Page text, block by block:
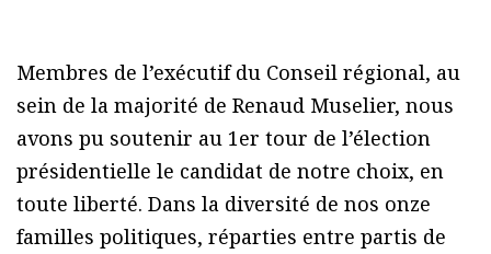
Membres de l’exécutif du Conseil régional, au
sein de la majorité de Renaud Muselier, nous
avons pu soutenir au 1er tour de l’élection
présidentielle le candidat de notre choix, en
toute liberté. Dans la diversité de nos onze
familles politiques, réparties entre partis de